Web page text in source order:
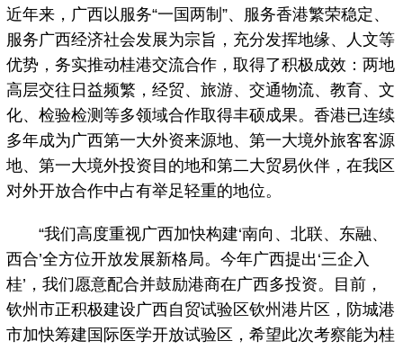
近年来，广西以服务“一国两制”、服务香港繁荣稳定、
服务广西经济社会发展为宗旨，充分发挥地缘、人文等
优势，务实推动桂港交流合作，取得了积极成效：两地
高层交往日益频繁，经贸、旅游、交通物流、教育、文
化、检验检测等多领域合作取得丰硕成果。香港已连续
多年成为广西第一大外资来源地、第一大境外旅客客源
地、第一大境外投资目的地和第二大贸易伙伴，在我区
对外开放合作中占有举足轻重的地位。
“我们高度重视广西加快构建‘南向、北联、东融、
西合’全方位开放发展新格局。今年广西提出‘三企入
桂’，我们愿意配合并鼓励港商在广西多投资。目前，
钦州市正积极建设广西自贸试验区钦州港片区，防城港
市加快筹建国际医学开放试验区，希望此次考察能为桂